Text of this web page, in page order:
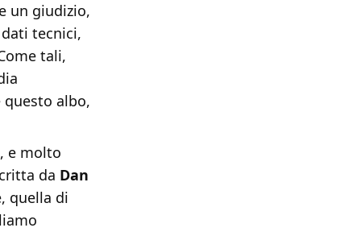
un giudizio,
tecnici,
tali,
albo,
e molto
da Dan
quella di